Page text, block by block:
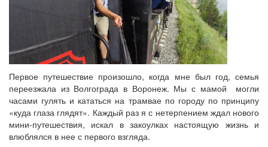
Первое путешествие произошло, когда мне был год, семья
переезжала из Волгограда в Воронеж. Мы с мамой могли
часами гулять и кататься на трамвае по городу по принципу
«куда глаза глядят». Каждый раз я с нетерпением ждал нового
мини-путешествия, искал в закоулках настоящую жизнь и
влюблялся в нее с первого взгляда.